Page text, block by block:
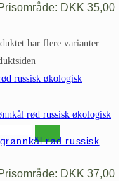
DKK 35,00
har flere varianter.
rød russisk
DKK 37,00